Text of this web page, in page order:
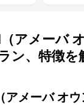
アメーバ
ン、特徴を
メーバ オウ